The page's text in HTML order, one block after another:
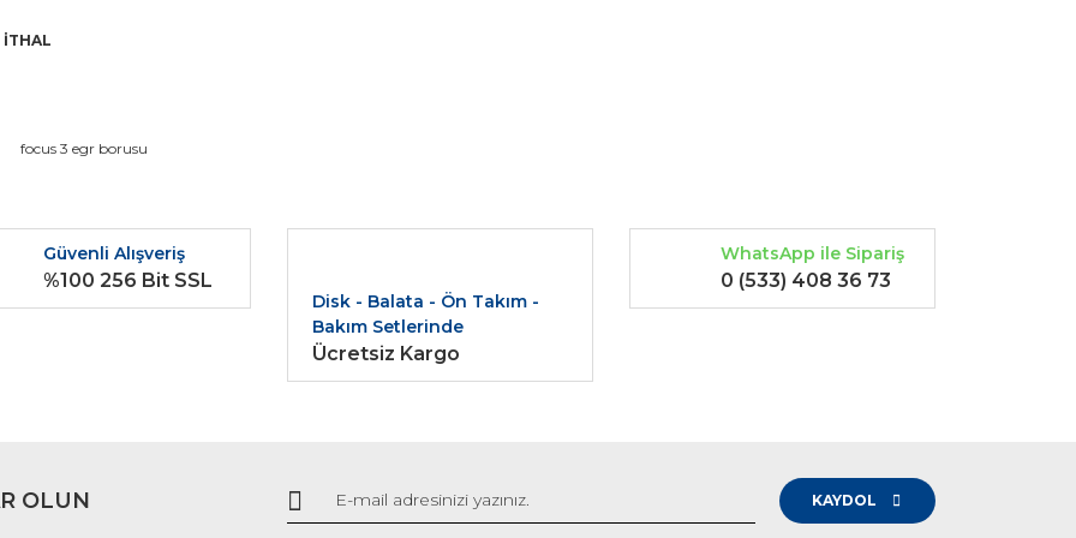
diğer konularda yetersiz gördüğünüz noktaları öneri formunu kullanarak tarafımıza iletebilirsiniz.
Gönder
focus 3 egr borusu
Güvenli Alışveriş
%100 256 Bit SSL
Disk - Balata - Ön Takım -
Bakım Setlerinde
Ücretsiz Kargo
WhatsApp ile Sipariş
0 (533) 408 36 73
OLUN KAYDOL